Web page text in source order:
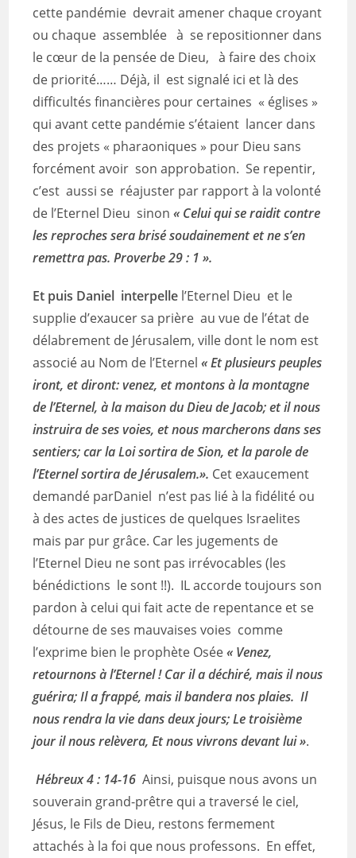
cette pandémie devrait amener chaque croyant
ou chaque assemblée à se repositionner dans
le cœur de la pensée de Dieu, à faire des choix
de priorité…… Déjà, il est signalé ici et là des
difficultés financières pour certaines « églises »
qui avant cette pandémie s’étaient lancer dans
des projets « pharaoniques » pour Dieu sans
forcément avoir son approbation. Se repentir,
c’est aussi se réajuster par rapport à la volonté
de l’Eternel Dieu sinon« Celui qui se raidit contre
les reproches sera brisé soudainement et ne s’en
remettra pas. Proverbe 29 : 1 ».
Et puis Daniel interpelle l’Eternel Dieu et le
supplie d’exaucer sa prière au vue de l’état de
délabrement de Jérusalem, ville dont le nom est
associé au Nom de l’Eternel« Et plusieurs peuples
iront, et diront: venez, et montons à la montagne
de l’Eternel, à la maison du Dieu de Jacob; et il nous
instruira de ses voies, et nous marcherons dans ses
sentiers; car la Loi sortira de Sion, et la parole de
l’Eternel sortira de Jérusalem.». Cet exaucement
demandé parDaniel n’est pas lié à la fidélité ou
à des actes de justices de quelques Israelites
mais par pur grâce. Car les jugements de
l’Eternel Dieu ne sont pas irrévocables (les
bénédictions le sont !!). IL accorde toujours son
pardon à celui qui fait acte de repentance et se
détourne de ses mauvaises voies comme
l’exprime bien le prophète Osée« Venez,
retournons à l’Eternel ! Car il a déchiré, mais il nous
guérira; Il a frappé, mais il bandera nos plaies. Il
nous rendra la vie dans deux jours; Le troisième
jour il nous relèvera, Et nous vivrons devant lui ».
Hébreux 4 : 14-16 Ainsi, puisque nous avons un
souverain grand-prêtre qui a traversé le ciel,
Jésus, le Fils de Dieu, restons fermement
attachés à la foi que nous professons. En effet,